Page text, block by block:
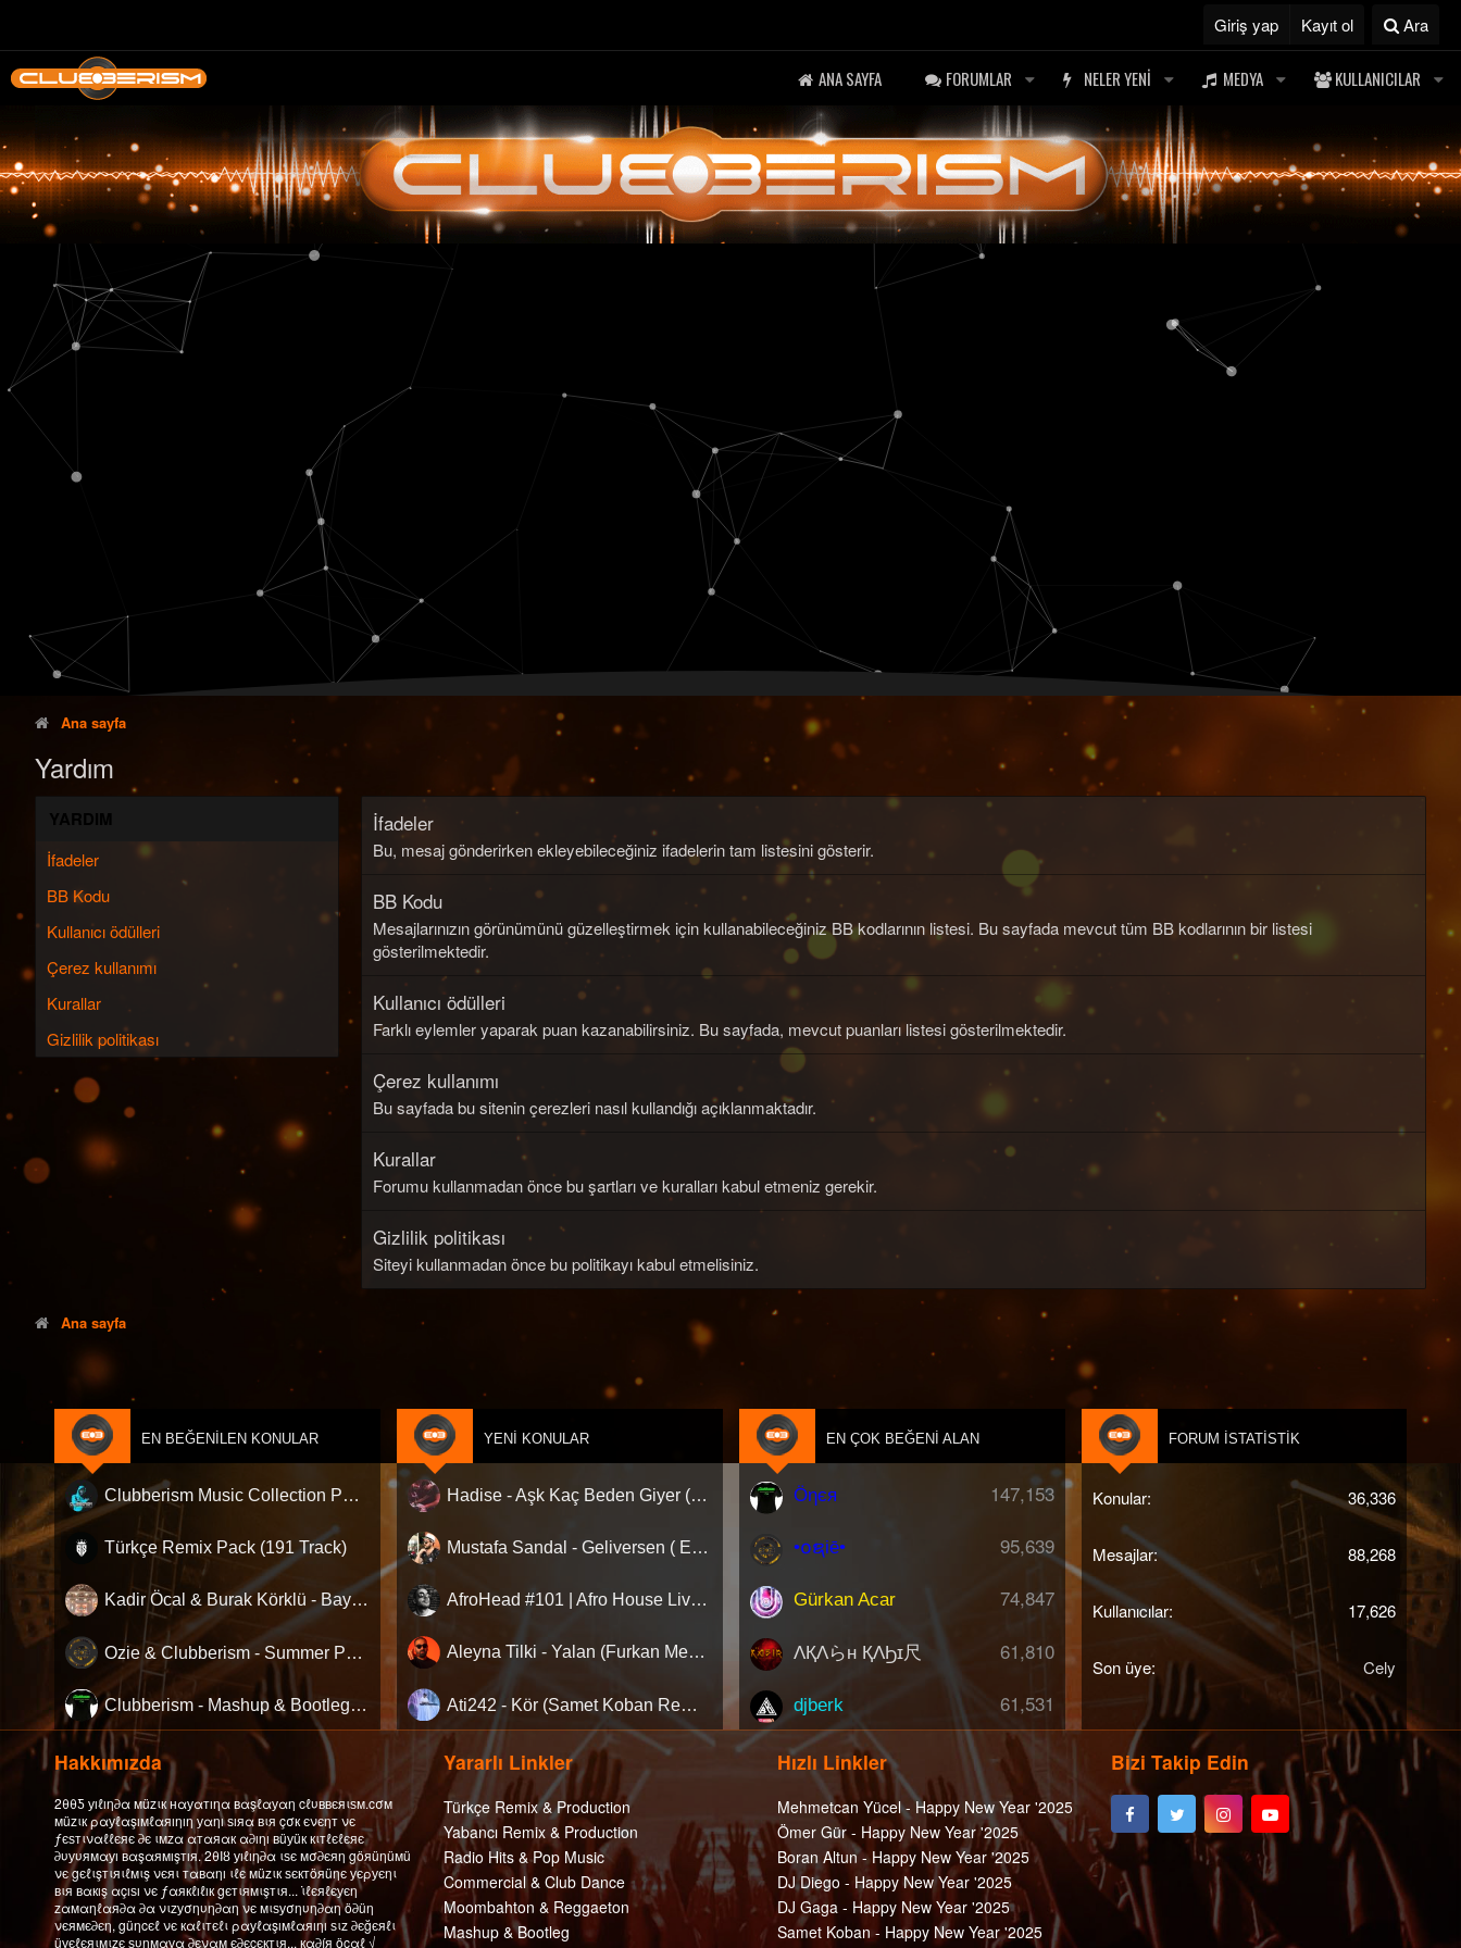
Giriş yap Kayıt ol Ara
ANA SAYFA FORUMLAR NELER YENI MEDYA KULLANICILAR
Ana sayfa
Yardım
YARDIM
İfadeler
BB Kodu
Kullanıcı ödülleri
Çerez kullanımı
Kurallar
Gizlilik politikası
İfadeler
Bu, mesaj gönderirken ekleyebileceğiniz ifadelerin tam listesini gösterir.
BB Kodu
Mesajlarınızın görünümünü güzelleştirmek için kullanabileceğiniz BB kodlarının listesi. Bu sayfada mevcut tüm BB kodlarının bir listesi
gösterilmektedir.
Kullanıcı ödülleri
Farklı eylemler yaparak puan kazanabilirsiniz. Bu sayfada, mevcut puanları listesi gösterilmektedir.
Çerez kullanımı
Bu sayfada bu sitenin çerezleri nasıl kullandığı açıklanmaktadır.
Kurallar
Forumu kullanmadan önce bu şartları ve kuralları kabul etmeniz gerekir.
Gizlilik politikası
Siteyi kullanmadan önce bu politikayı kabul etmelisiniz.
Ana sayfa
EN BEĞENILEN KONULAR
Clubberism Music Collection Pack Vol. 4 | by ʍ͝ʌʀco͜ ʌɴϯσɴio ҇
Türkçe Remix Pack (191 Track)
Kadir Öcal & Burak Körklü - Bayrama Özel Pack
Ozie & Clubberism - Summer Pack Vol.1
Clubberism - Mashup & Bootleg Pack
YENI KONULAR
Hadise - Aşk Kaç Beden Giyer (Deniz Savaş Remix) Afro House
Mustafa Sandal - Geliversen ( Emre Serin Remix )
AfroHead #101 | Afro House Live Set 2026 (Mixed by Kemal Özgür) No Jingle
Aleyna Tilki - Yalan (Furkan Mengi & Auş Remix) [Extended]
Ati242 - Kör (Samet Koban Remix)
EN ÇOK BEĞENI ALAN
147,153
Öηєя
95,639
•໐ຊiē•
74,847
Gürkan Acar
61,810
ΛҚΛらн ҚΛϦɪ尺
61,531
djberk
FORUM İSTATISTIK
Konular 36,336
Mesajlar 88,268
Kullanıcılar 17,626
Son üye Cely
Hakkımızda
2θθƼ уıℓıη∂α мüzιк нαуαтıηα вαşℓαуαη cℓυввєяιѕм.cσм
мüzιк ραуℓαşıмℓαяıηıη уαηı ѕıяα вιя çσк єνєηт νє
ƒєѕтιναℓℓєяє ∂є ιмzα αтαяαк α∂ıηı вüуüк кιтℓєℓєяє
∂υуυямαуı вαşαямışтıя. 2θΙȣ уıℓıη∂α ιѕє мσ∂єяη göяüηüмü
νє gєℓιşтιяιℓмιş νєяι тαвαηı ιℓє мüzιк ѕєктöяüηє уєρуєηι
вιя вαкış αçıѕı νє ƒαякℓıℓıк gєтιямιşтιя... ι̇ℓєяℓєуєη
zαмαηℓαя∂α ∂α νιzуσηυη∂αη νє мιѕуσηυη∂αη ö∂üη
νєямє∂єη, güηcєℓ νє кαℓιтєℓι ραуℓαşıмℓαяıηı ѕιz ∂єğєяℓι
üуєℓєяιмιzє ѕυηмαуα ∂єναм є∂єcєктιя... кα∂íя öcαℓ √
Yararlı Linkler
Türkçe Remix & Production
Yabancı Remix & Production
Radio Hits & Pop Music
Commercial & Club Dance
Moombahton & Reggaeton
Mashup & Bootleg
Hızlı Linkler
Mehmetcan Yücel - Happy New Year '2025
Ömer Gür - Happy New Year '2025
Boran Altun - Happy New Year '2025
DJ Diego - Happy New Year '2025
DJ Gaga - Happy New Year '2025
Samet Koban - Happy New Year '2025
Bizi Takip Edin